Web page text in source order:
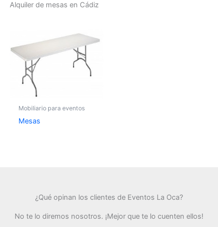
Alquiler de mesas en Cádiz
Mobiliario para eventos
Mesas
¿Qué opinan los clientes de Eventos La Oca?
No te lo diremos nosotros. ¡Mejor que te lo cuenten ellos!